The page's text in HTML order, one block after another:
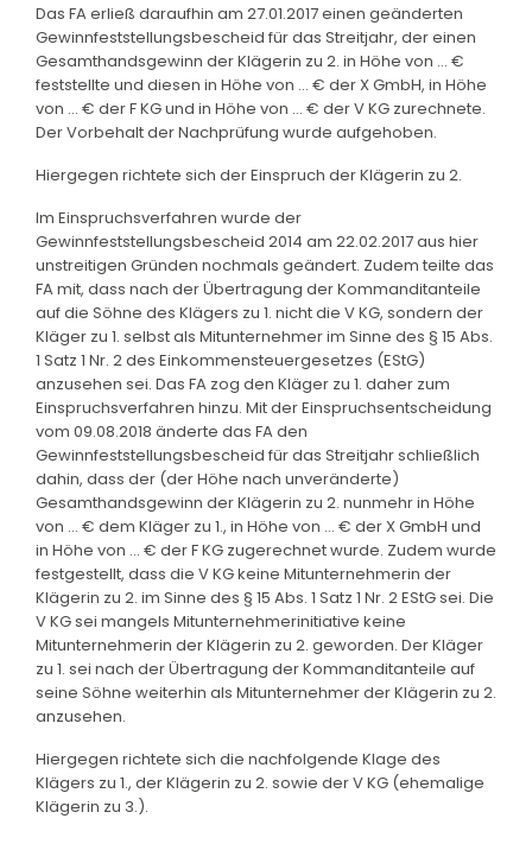
Das FA erließ daraufhin am 27.01.2017 einen geänderten
Gewinnfeststellungsbescheid für das Streitjahr, der einen
Gesamthandsgewinn der Klägerin zu 2. in Höhe von ... €
feststellte und diesen in Höhe von ... € der X GmbH, in Höhe
von ... € der F KG und in Höhe von ... € der V KG zurechnete.
Der Vorbehalt der Nachprüfung wurde aufgehoben.
Hiergegen richtete sich der Einspruch der Klägerin zu 2.
Im Einspruchsverfahren wurde der
Gewinnfeststellungsbescheid 2014 am 22.02.2017 aus hier
unstreitigen Gründen nochmals geändert. Zudem teilte das
FA mit, dass nach der Übertragung der Kommanditanteile
auf die Söhne des Klägers zu 1. nicht die V KG, sondern der
Kläger zu 1. selbst als Mitunternehmer im Sinne des § 15 Abs.
1 Satz 1 Nr. 2 des Einkommensteuergesetzes (EStG)
anzusehen sei. Das FA zog den Kläger zu 1. daher zum
Einspruchsverfahren hinzu. Mit der Einspruchsentscheidung
vom 09.08.2018 änderte das FA den
Gewinnfeststellungsbescheid für das Streitjahr schließlich
dahin, dass der (der Höhe nach unveränderte)
Gesamthandsgewinn der Klägerin zu 2. nunmehr in Höhe
von ... € dem Kläger zu 1., in Höhe von ... € der X GmbH und
in Höhe von ... € der F KG zugerechnet wurde. Zudem wurde
festgestellt, dass die V KG keine Mitunternehmerin der
Klägerin zu 2. im Sinne des § 15 Abs. 1 Satz 1 Nr. 2 EStG sei. Die
V KG sei mangels Mitunternehmerinitiative keine
Mitunternehmerin der Klägerin zu 2. geworden. Der Kläger
zu 1. sei nach der Übertragung der Kommanditanteile auf
seine Söhne weiterhin als Mitunternehmer der Klägerin zu 2.
anzusehen.
Hiergegen richtete sich die nachfolgende Klage des
Klägers zu 1., der Klägerin zu 2. sowie der V KG (ehemalige
Klägerin zu 3.).